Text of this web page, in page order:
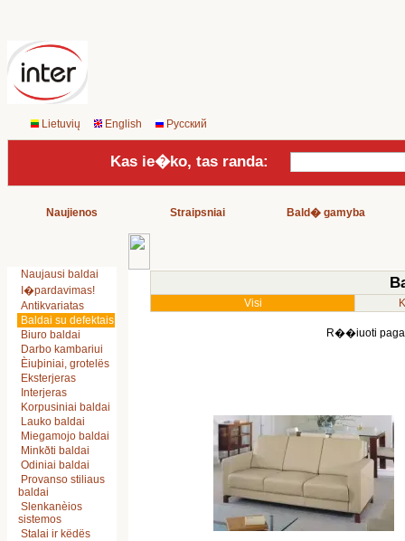
Lietuvių English Русский
Kas ie�ko, tas randa:
Naujienos Straipsniai Bald� gamyba
Naujausi baldai
I�pardavimas!
Antikvariatas
Baldai su defektais
Biuro baldai
Darbo kambariui
Èiuþiniai, grotelës
Eksterjeras
Interjeras
Korpusiniai baldai
Lauko baldai
Miegamojo baldai
Minkðti baldai
Odiniai baldai
Provanso stiliaus
baldai
Slenkanèios
sistemos
Stalai ir këdës
Visi
R��iuoti